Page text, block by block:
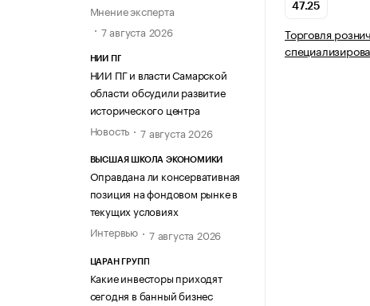
Мнение эксперта
7 августа 2026
НИИ ПГ
НИИ ПГ и власти Самарской
области обсудили развитие
исторического центра
Новость
7 августа 2026
ВЫСШАЯ ШКОЛА ЭКОНОМИКИ
Оправдана ли консервативная
позиция на фондовом рынке в
текущих условиях
Интервью
7 августа 2026
ЦАРАН ГРУПП
Какие инвесторы приходят
сегодня в банный бизнес
47.25
Торговля